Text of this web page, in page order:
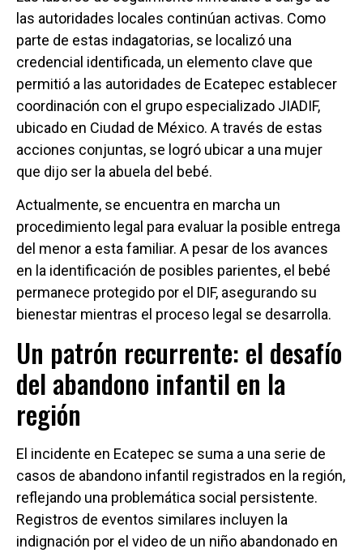
las autoridades locales continúan activas. Como
parte de estas indagatorias, se localizó una
credencial identificada, un elemento clave que
permitió a las autoridades de Ecatepec establecer
coordinación con el grupo especializado JIADIF,
ubicado en Ciudad de México. A través de estas
acciones conjuntas, se logró ubicar a una mujer
que dijo ser la abuela del bebé.
Actualmente, se encuentra en marcha un
procedimiento legal para evaluar la posible entrega
del menor a esta familiar. A pesar de los avances
en la identificación de posibles parientes, el bebé
permanece protegido por el DIF, asegurando su
bienestar mientras el proceso legal se desarrolla.
Un patrón recurrente: el desafío
del abandono infantil en la
región
El incidente en Ecatepec se suma a una serie de
casos de abandono infantil registrados en la región,
reflejando una problemática social persistente.
Registros de eventos similares incluyen la
indignación por el video de un niño abandonado en